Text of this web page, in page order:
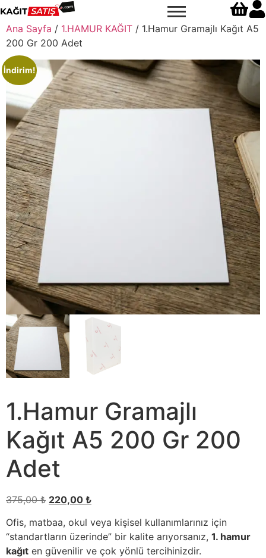
Ana Sayfa / 1.HAMUR KAĞIT / 1.Hamur Gramajlı Kağıt A5
200 Gr 200 Adet
İndirim!
1.Hamur Gramajlı
Kağıt A5 200 Gr 200
Adet
375,00₺ 220,00 ₺
Ofis, matbaa, okul veya kişisel kullanımlarınız için
“standartların üzerinde” bir kalite arıyorsanız, 1. hamur
kağıt en güvenilir ve çok yönlü tercihinizdir.